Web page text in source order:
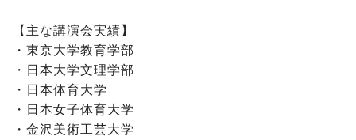
【主な講演会実績】
・東京大学教育学部
・日本大学文理学部
・日本体育大学
・日本女子体育大学
・金沢美術工芸大学